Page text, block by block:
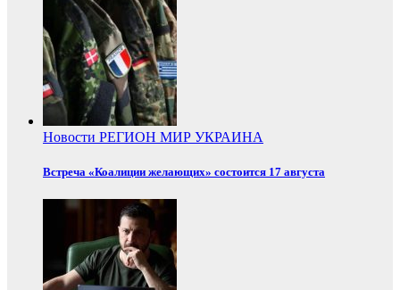
Новости РЕГИОН МИР УКРАИНА
Встреча «Коалиции желающих» состоится 17 августа